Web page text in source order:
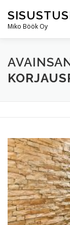
content
Miko Böök Oy